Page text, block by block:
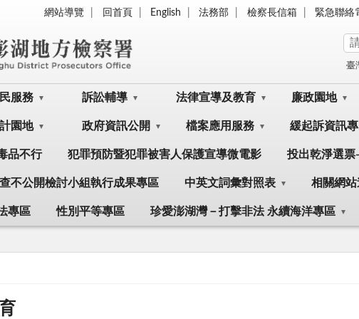
網站導覽 回首頁 English 法務部 檢察長信箱 緊急聯絡
臺
服務 訴訟輔導 法律宣導及教育 廉政園地
園地 政府資訊公開 檔案應用服務 緩起訴資訊
品不行 犯罪預防暨犯罪被害人保護宣導微電影 投出乾淨選票
不公開檢討小組執行成果專區 中英文詞彙對照表 相關網站
專區 性別平等專區 珍愛澎湖灣－打擊非法 永續海洋專區